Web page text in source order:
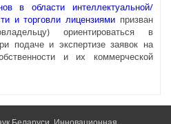
в области интеллектуальной/
и торговли лицензиями призван
ориентироваться в
подаче и экспертизе заявок на
и их коммерческой